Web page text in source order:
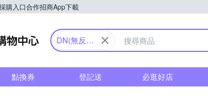
購入口合作招商App下載
Yahoo購物中心
DN(無反專
點換券 登記送 必逛好店